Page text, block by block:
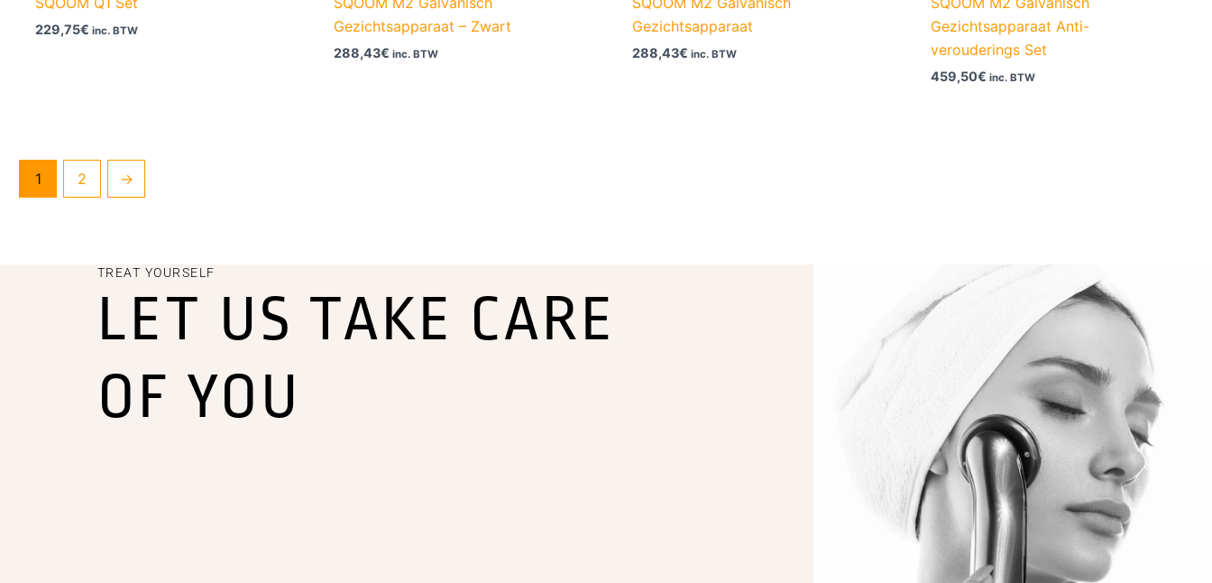
229,75€ inc. BTW
Gezichtsapparaat – Zwart
288,43€ inc. BTW
Gezichtsapparaat
288,43€ inc. BTW
Gezichtsapparaat Anti-
verouderings Set
459,50€ inc. BTW
1 2 →
TREAT YOURSELF
LET US TAKE CARE
OF YOU